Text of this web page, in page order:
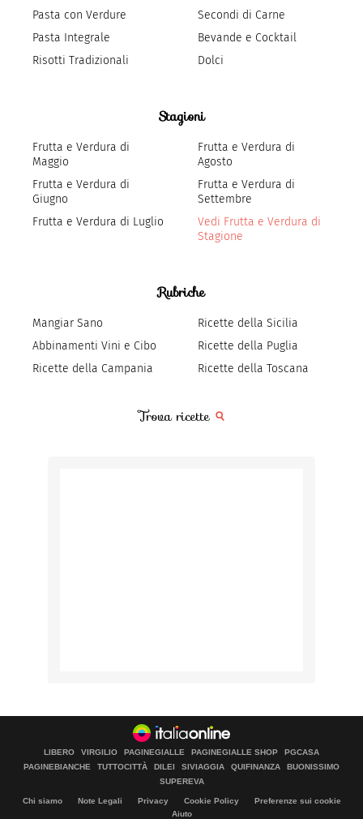
Pasta con Verdure
Pasta Integrale
Risotti Tradizionali
Secondi di Carne
Bevande e Cocktail
Dolci
Stagioni
Frutta e Verdura di
Maggio
Frutta e Verdura di
Giugno
Frutta e Verdura di Luglio
Frutta e Verdura di
Agosto
Frutta e Verdura di
Settembre
Vedi Frutta e Verdura di
Stagione
Rubriche
Mangiar Sano
Abbinamenti Vini e Cibo
Ricette della Campania
Ricette della Sicilia
Ricette della Puglia
Ricette della Toscana
Trova ricette
LIBERO VIRGILIO PAGINEGIALLE PAGINEGIALLE SHOP
PGCASA
PAGINEBIANCHE
TUTTOCITTÀ DILEI SIVIAGGIA QUIFINANZA
BUONISSIMO
SUPEREVA
Chi siamo Note Legali Privacy Cookie Policy
Preferenze sui cookie
Aiuto